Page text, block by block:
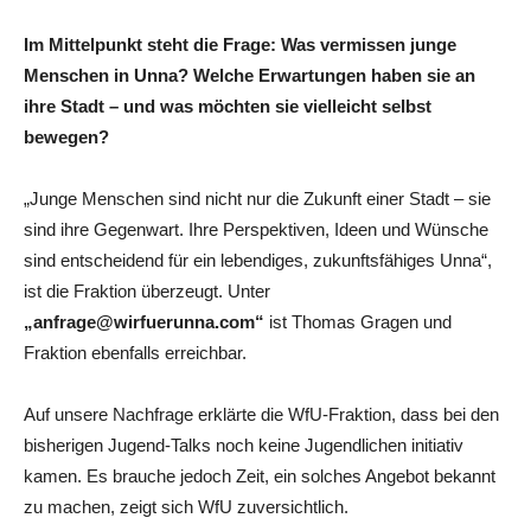
Im Mittelpunkt steht die Frage: Was vermissen junge
Menschen in Unna? Welche Erwartungen haben sie an
ihre Stadt – und was möchten sie vielleicht selbst
bewegen?
„Junge Menschen sind nicht nur die Zukunft einer Stadt – sie
sind ihre Gegenwart. Ihre Perspektiven, Ideen und Wünsche
sind entscheidend für ein lebendiges, zukunftsfähiges Unna“,
ist die Fraktion überzeugt. Unter
„anfrage@wirfuerunna.com“ ist Thomas Gragen und
Fraktion ebenfalls erreichbar.
Auf unsere Nachfrage erklärte die WfU-Fraktion, dass bei den
bisherigen Jugend-Talks noch keine Jugendlichen initiativ
kamen. Es brauche jedoch Zeit, ein solches Angebot bekannt
zu machen, zeigt sich WfU zuversichtlich.